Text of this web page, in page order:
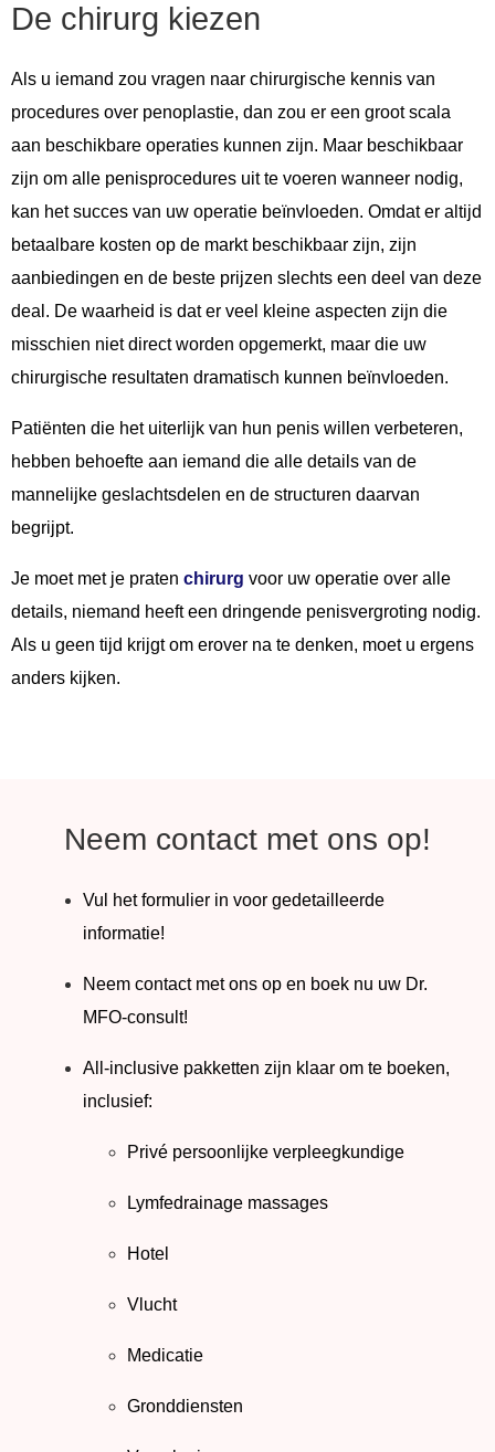
De chirurg kiezen
Als u iemand zou vragen naar chirurgische kennis van
procedures over penoplastie, dan zou er een groot scala
aan beschikbare operaties kunnen zijn. Maar beschikbaar
zijn om alle penisprocedures uit te voeren wanneer nodig,
kan het succes van uw operatie beïnvloeden. Omdat er altijd
betaalbare kosten op de markt beschikbaar zijn, zijn
aanbiedingen en de beste prijzen slechts een deel van deze
deal. De waarheid is dat er veel kleine aspecten zijn die
misschien niet direct worden opgemerkt, maar die uw
chirurgische resultaten dramatisch kunnen beïnvloeden.
Patiënten die het uiterlijk van hun penis willen verbeteren,
hebben behoefte aan iemand die alle details van de
mannelijke geslachtsdelen en de structuren daarvan
begrijpt.
Je moet met je praten chirurg voor uw operatie over alle
details, niemand heeft een dringende penisvergroting nodig.
Als u geen tijd krijgt om erover na te denken, moet u ergens
anders kijken.
Neem contact met ons op!
Vul het formulier in voor gedetailleerde
informatie!
Neem contact met ons op en boek nu uw Dr.
MFO-consult!
All-inclusive pakketten zijn klaar om te boeken,
inclusief:
Privé persoonlijke verpleegkundige
Lymfedrainage massages
Hotel
Vlucht
Medicatie
Gronddiensten